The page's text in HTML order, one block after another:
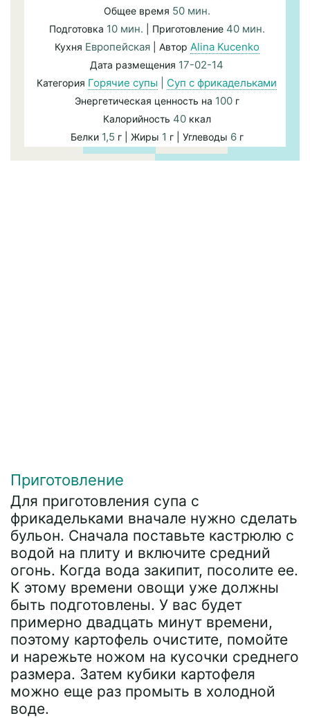
Общее время 50 мин.
Подготовка 10 мин. | Приготовление 40 мин.
Кухня Европейская| Автор Alina Kucenko
Дата размещения 17-02-14
Категория Горячие супы Суп с фрикадельками
Энергетическая ценность на 100г
Калорийность 40ккал
Белки 1,5 г | Жиры 1 г | Углеводы 6г
Приготовление
Для приготовления супа с
фрикадельками вначале нужно сделать
бульон. Сначала поставьте кастрюлю с
водой на плиту и включите средний
огонь. Когда вода закипит, посолите ее.
К этому времени овощи уже должны
быть подготовлены. У вас будет
примерно двадцать минут времени,
поэтому картофель очистите, помойте
и нарежьте ножом на кусочки среднего
размера. Затем кубики картофеля
можно еще раз промыть в холодной
воде.